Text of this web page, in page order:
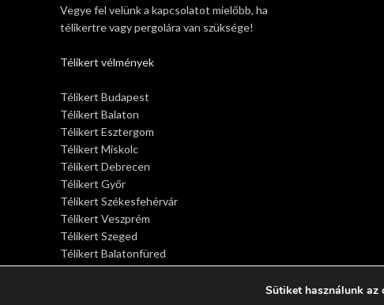
Vegye fel velünk a kapcsolatot mielőbb, ha
télikertre vagy pergolára van szüksége!
Télikert vélmények
Télikert Budapest
Télikert Balaton
Télikert Esztergom
Télikert Miskolc
Télikert Debrecen
Télikert Győr
Télikert Székesfehérvár
Télikert Veszprém
Télikert Szeged
Télikert Balatonfüred
Télikert Siófok
Sütiket használunk az